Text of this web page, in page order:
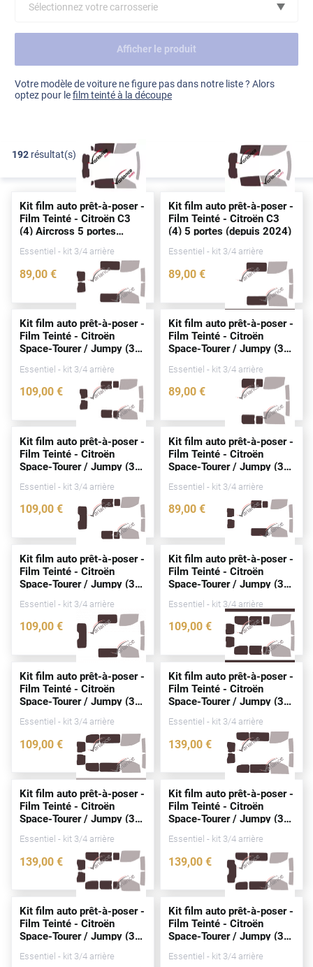
Ford
Hyundai
Land Rover
Mini
Opel
Peugeot
Skoda
Tesla
Toyota
Volkswagen
Acura
Aixam
Alfa Romeo
Alpine
Aston Martin
Audi
Bentley
Bmw
Buick
Chevrolet
Chrysler
Citroën
Sélectionnez votre carrosserie
Voir tout
Afficher le produit
Votre modèle de voiture ne figure pas dans notre liste ? Alors
optez pour lefilm teinté à la découpe
192 résultat(s) FILTRER
Kit film auto prêt-à-poser -
Film Teinté - Citroën C3
(4) Aircross 5portes
Essentiel - kit 3/4 arrière
89,00 €
5316-CIT
Kit film auto prêt-à-poser -
Film Teinté - Citroën C3
(4) 5portes (depuis 2024)
Essentiel - kit 3/4 arrière
89,00 €
5317-CIT
Kit film auto prêt-à-poser -
Film Teinté - Citroën
Space-Tourer / Jumpy (3)
5/6portes(depuis2016)
Essentiel - kit 3/4 arrière
109,00 €
3886-CIT
Kit film auto prêt-à-poser -
Film Teinté - Citroën
Space-Tourer / Jumpy (3)
5/6portes(depuis2016)
Essentiel - kit 3/4 arrière
89,00 €
3892-CIT
Kit film auto prêt-à-poser -
Film Teinté - Citroën
Space-Tourer / Jumpy (3)
5/6portes(depuis2016)
Essentiel - kit 3/4 arrière
109,00 €
3894-CIT
Kit film auto prêt-à-poser -
Film Teinté - Citroën
Space-Tourer / Jumpy (3)
5/6portes(depuis2016)
Essentiel - kit 3/4 arrière
89,00 €
3898-CIT
Kit film auto prêt-à-poser -
Film Teinté - Citroën
Space-Tourer / Jumpy (3)
5/6portes(depuis2016)
Essentiel - kit 3/4 arrière
109,00 €
3901-CIT
Kit film auto prêt-à-poser -
Film Teinté - Citroën
Space-Tourer / Jumpy (3)
5/6portes(depuis2016)
Essentiel - kit 3/4 arrière
109,00 €
4221-CIT
Kit film auto prêt-à-poser -
Film Teinté - Citroën
Space-Tourer / Jumpy (3)
4/5portes(depuis2016)
Essentiel - kit 3/4 arrière
109,00 €
3889-CIT
Kit film auto prêt-à-poser -
Film Teinté - Citroën
Space-Tourer / Jumpy (3)
(depuis2016)
Essentiel - kit 3/4 arrière
139,00 €
4426-CIT
Kit film auto prêt-à-poser -
Film Teinté - Citroën
Space-Tourer / Jumpy (3)
(depuis2016)
Essentiel - kit 3/4 arrière
139,00 €
4425-CIT
Kit film auto prêt-à-poser -
Film Teinté - Citroën
Space-Tourer / Jumpy (3)
(depuis2016)
Essentiel - kit 3/4 arrière
139,00 €
3713-CIT
Kit film auto prêt-à-poser -
Film Teinté - Citroën
Space-Tourer / Jumpy (3)
(depuis2016)
Essentiel - kit 3/4 arrière
Kit film auto prêt-à-poser -
Film Teinté - Citroën
Space-Tourer / Jumpy (3)
(depuis2016)
Essentiel - kit 3/4 arrière